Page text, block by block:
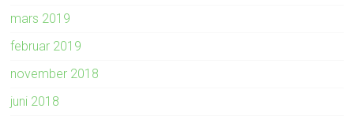
mars 2019
februar 2019
november 2018
juni 2018